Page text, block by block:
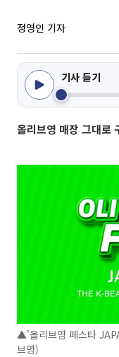
정영인 기자
기사 듣기
올리브영 매장 그대로
▲'올리브영 페스타
브영)